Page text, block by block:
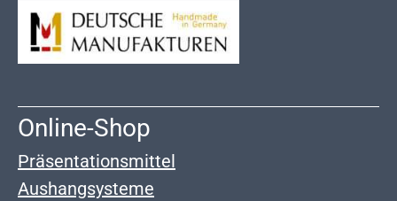
Online-Shop
Präsentationsmittel
Aushangsysteme